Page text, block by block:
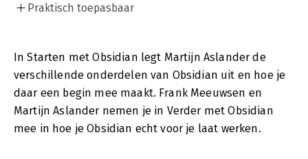
Praktisch toepasbaar
In Starten met Obsidian legt Martijn Aslander de
verschillende onderdelen van Obsidian uit en hoe je
daar een begin mee maakt. Frank Meeuwsen en
Martijn Aslander nemen je in Verder met Obsidian
mee in hoe je Obsidian echt voor je laat werken.